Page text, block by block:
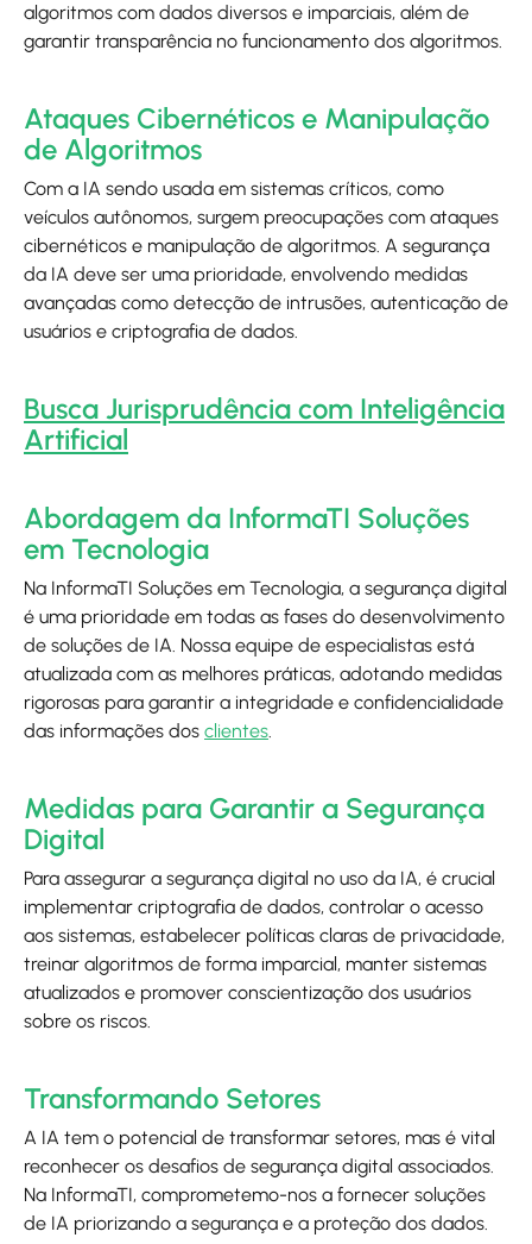
algoritmos com dados diversos e imparciais, além de
garantir transparência no funcionamento dos algoritmos.
Ataques Cibernéticos e Manipulação
de Algoritmos
Com a IA sendo usada em sistemas críticos, como
veículos autônomos, surgem preocupações com ataques
cibernéticos e manipulação de algoritmos. A segurança
da IA deve ser uma prioridade, envolvendo medidas
avançadas como detecção de intrusões, autenticação de
usuários e criptografia de dados.
Busca Jurisprudência com Inteligência
Artificial
Abordagem da InformaTI Soluções
em Tecnologia
Na InformaTI Soluções em Tecnologia, a segurança digital
é uma prioridade em todas as fases do desenvolvimento
de soluções de IA. Nossa equipe de especialistas está
atualizada com as melhores práticas, adotando medidas
rigorosas para garantir a integridade e confidencialidade
das informações dos clientes.
Medidas para Garantir a Segurança
Digital
Para assegurar a segurança digital no uso da IA, é crucial
implementar criptografia de dados, controlar o acesso
aos sistemas, estabelecer políticas claras de privacidade,
treinar algoritmos de forma imparcial, manter sistemas
atualizados e promover conscientização dos usuários
sobre os riscos.
Transformando Setores
A IA tem o potencial de transformar setores, mas é vital
reconhecer os desafios de segurança digital associados.
Na InformaTI, comprometemo-nos a fornecer soluções
de IA priorizando a segurança e a proteção dos dados.